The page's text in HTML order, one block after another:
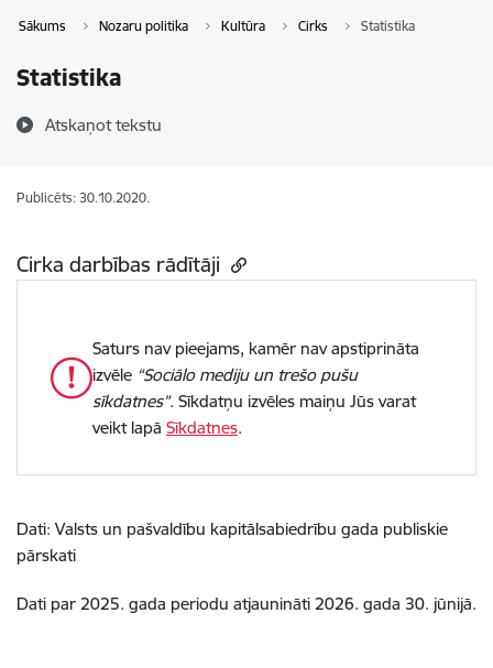
Sākums Nozaru politika Kultūra Cirks Statistika
Statistika
Atskaņot tekstu
Publicēts: 30.10.2020.
Cirka darbības rādītāji
Saturs nav pieejams, kamēr nav apstiprināta
izvēle “Sociālo mediju un trešo pušu
sīkdatnes”. Sīkdatņu izvēles maiņu Jūs varat
veikt lapā Sīkdatnes.
Dati: Valsts un pašvaldību kapitālsabiedrību gada publiskie
pārskati
Dati par 2025. gada periodu atjaunināti 2026. gada 30. jūnijā.